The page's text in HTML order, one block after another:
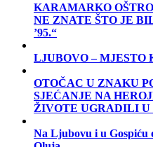
KARAMARKO
NE ZNATE ŠTO JE
’95.“
LJUBOVO – MJESTO
OTOČAC U ZNAKU
SJEĆANJE NA
ŽIVOTE UGRADILI U
Na Ljubovu i u Gospiću